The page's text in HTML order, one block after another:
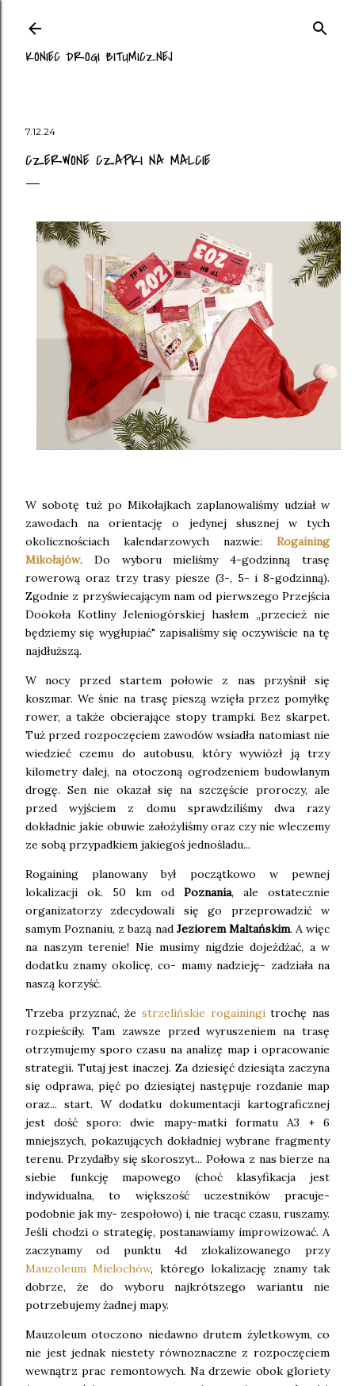
KONIEC DROGI BITUMICZNEJ
7.12.24
CZERWONE CZAPKI NA MALCIE
W sobotę tuż po Mikołajkach zaplanowaliśmy udział w
zawodach na orientację o jedynej słusznej w tych
okolicznościach kalendarzowych nazwie: Rogaining
Mikołajów. Do wyboru mieliśmy 4-godzinną trasę
rowerową oraz trzy trasy piesze (3-, 5- i 8-godzinną).
Zgodnie z przyświecającym nam od pierwszego Przejścia
Dookoła Kotliny Jeleniogórskiej hasłem ,,przecież nie
będziemy się wygłupiać" zapisaliśmy się oczywiście na tę
najdłuższą.
W nocy przed startem połowie z nas przyśnił się
koszmar. We śnie na trasę pieszą wzięła przez pomyłkę
rower, a także obcierające stopy trampki. Bez skarpet.
Tuż przed rozpoczęciem zawodów wsiadła natomiast nie
wiedzieć czemu do autobusu, który wywiózł ją trzy
kilometry dalej, na otoczoną ogrodzeniem budowlanym
drogę. Sen nie okazał się na szczęście proroczy, ale
przed wyjściem z domu sprawdziliśmy dwa razy
dokładnie jakie obuwie założyliśmy oraz czy nie wleczemy
ze sobą przypadkiem jakiegoś jednośladu...
Rogaining planowany był początkowo w pewnej
lokalizacji ok. 50 km od Poznania, ale ostatecznie
organizatorzy zdecydowali się go przeprowadzić w
samym Poznaniu, z bazą nad Jeziorem Maltańskim. A więc
na naszym terenie! Nie musimy nigdzie dojeżdżać, a w
dodatku znamy okolicę, co- mamy nadzieję- zadziała na
naszą korzyść.
Trzeba przyznać, że strzelińskie rogainingitrochę nas
rozpieściły. Tam zawsze przed wyruszeniem na trasę
otrzymujemy sporo czasu na analizę map i opracowanie
strategii. Tutaj jest inaczej. Za dziesięć dziesiąta zaczyna
się odprawa, pięć po dziesiątej następuje rozdanie map
oraz... start. W dodatku dokumentacji kartograficznej
jest dość sporo: dwie mapy-matki formatu A3 + 6
mniejszych, pokazujących dokładniej wybrane fragmenty
terenu. Przydałby się skoroszyt... Połowa z nas bierze na
siebie funkcję mapowego (choć klasyfikacja jest
indywidualna, to większość uczestników pracuje-
podobnie jak my- zespołowo) i, nie tracąc czasu, ruszamy.
Jeśli chodzi o strategię, postanawiamy improwizować. A
zaczynamy od punktu 4d zlokalizowanego przy
Mauzoleum Mielochów, którego lokalizację znamy tak
dobrze, że do wyboru najkrótszego wariantu nie
potrzebujemy żadnej mapy.
Mauzoleum otoczono niedawno drutem żyletkowym, co
nie jest jednak niestety równoznaczne z rozpoczęciem
wewnątrz prac remontowych. Na drzewie obok gloriety